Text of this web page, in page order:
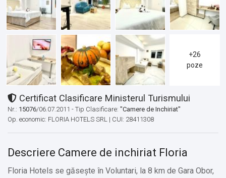
+26
poze
Certificat Clasificare Ministerul Turismului
Nr.: 15076/06.07.2011 - Tip Clasificare: "Camere de Inchiriat"
Op. economic: FLORIA HOTELS SRL | CUI: 28411308
Descriere Camere de inchiriat Floria
Floria Hotels se găsește în Voluntari, la 8 km de Gara Obor,